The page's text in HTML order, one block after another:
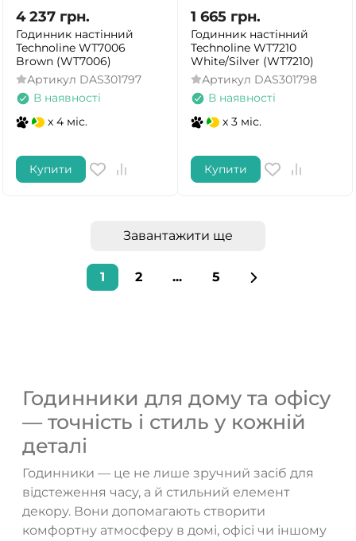
4 237 грн.
Годинник настінний
Technoline WT7006
Brown (WT7006)
Артикул DAS301797
В наявності
x 4 міс.
Купити
1 665 грн.
Годинник настінний
Technoline WT7210
White/Silver (WT7210)
Артикул DAS301798
В наявності
x 3 міс.
Купити
Завантажити ще
1 2 ... 5
Годинники для дому та офісу
— точність і стиль у кожній
деталі
Годинники — це не лише зручний засіб для
відстеження часу, а й стильний елемент
декору. Вони допомагають створити
комфортну атмосферу в домі, офісі чи іншому